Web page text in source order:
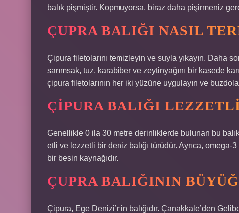
balık pişmiştir. Kopmuyorsa, biraz daha pişirmeniz
ÇUPRA BALIĞI NASIL
Çipura filetolarını temizleyin ve suyla yıkayın. Daha
sarımsak, tuz, karabiber ve zeytinyağını bir kasede
çipura filetolarının her iki yüzüne uygulayın ve
ÇIPURA BALIĞI
Genellikle 0 ila 30 metre derinliklerde bulunan bu
etli ve lezzetli bir deniz balığı türüdür. Ayrıca,
bir besin kaynağıdır.
ÇUPRA BALIĞININ
Çipura, Ege Denizi’nin balığıdır. Çanakkale’den